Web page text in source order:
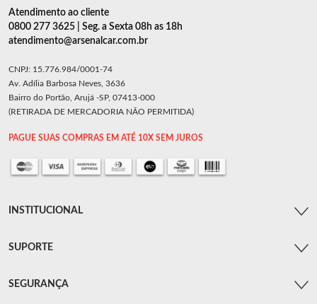
Atendimento ao cliente
0800 277 3625 | Seg. a Sexta 08h as 18h
atendimento@arsenalcar.com.br
CNPJ: 15.776.984/0001-74
Av. Adília Barbosa Neves, 3636
Bairro do Portão, Arujá -SP, 07413-000
(RETIRADA DE MERCADORIA NÃO PERMITIDA)
PAGUE SUAS COMPRAS EM ATÉ 10X SEM JUROS
INSTITUCIONAL
SUPORTE
SEGURANÇA